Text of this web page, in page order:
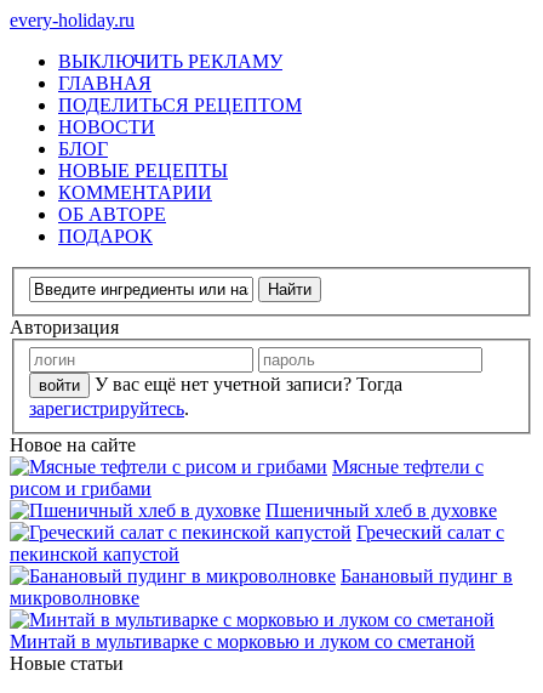
every-holiday.ru
ВЫКЛЮЧИТЬ РЕКЛАМУ
ГЛАВНАЯ
ПОДЕЛИТЬСЯ РЕЦЕПТОМ
НОВОСТИ
БЛОГ
НОВЫЕ РЕЦЕПТЫ
КОММЕНТАРИИ
ОБ АВТОРЕ
ПОДАРОК
Авторизация
У вас ещё нет учетной записи? Тогда
зарегистрируйтесь.
Новое на сайте
Мясные тефтели с
рисом и грибами
Пшеничный хлеб в духовке
Греческий салат с
пекинской капустой
Банановый пудинг в
микроволновке
Минтай в мультиварке с морковью и луком со сметаной
Новые статьи